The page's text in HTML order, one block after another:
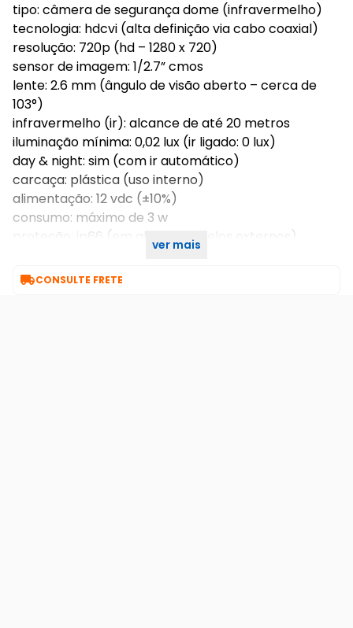
tipo: câmera de segurança dome (infravermelho)
tecnologia: hdcvi (alta definição via cabo coaxial)
resolução: 720p (hd – 1280 x 720)
sensor de imagem: 1/2.7” cmos
lente: 2.6 mm (ângulo de visão aberto – cerca de
103°)
infravermelho (ir): alcance de até 20 metros
iluminação mínima: 0,02 lux (ir ligado: 0 lux)
day & night: sim (com ir automático)
carcaça: plástica (uso interno)
alimentação: 12 vdc (±10%)
consumo: máximo de 3 w
proteção: ip66 (em alguns modelos externos)
ver mais
CONSULTE FRETE